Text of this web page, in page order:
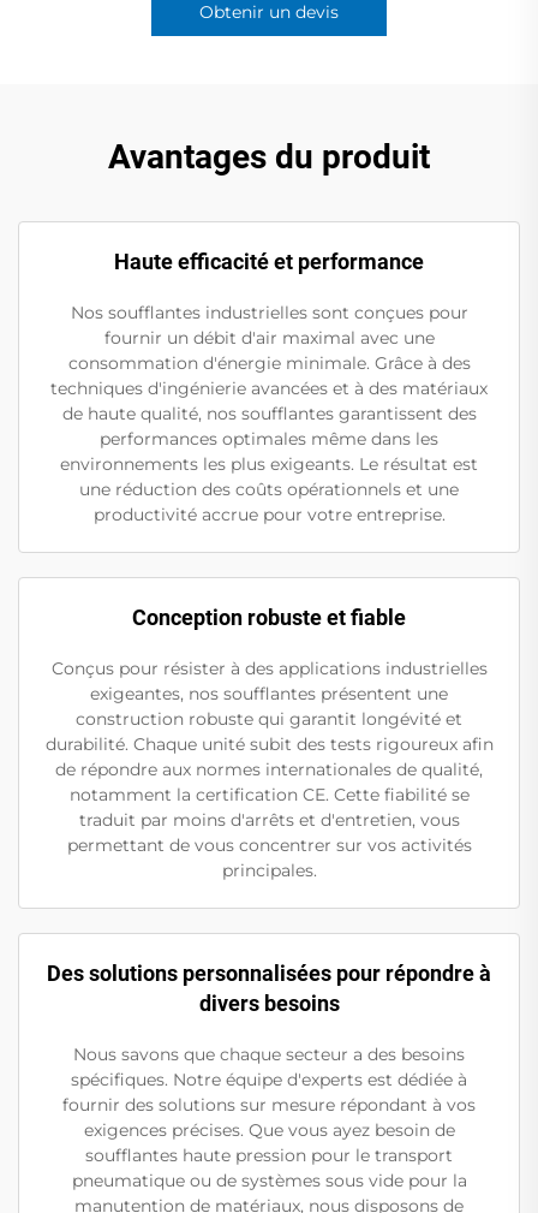
Obtenir un devis
Avantages du produit
Haute efficacité et performance
Nos soufflantes industrielles sont conçues pour
fournir un débit d'air maximal avec une
consommation d'énergie minimale. Grâce à des
techniques d'ingénierie avancées et à des matériaux
de haute qualité, nos soufflantes garantissent des
performances optimales même dans les
environnements les plus exigeants. Le résultat est
une réduction des coûts opérationnels et une
productivité accrue pour votre entreprise.
Conception robuste et fiable
Conçus pour résister à des applications industrielles
exigeantes, nos soufflantes présentent une
construction robuste qui garantit longévité et
durabilité. Chaque unité subit des tests rigoureux afin
de répondre aux normes internationales de qualité,
notamment la certification CE. Cette fiabilité se
traduit par moins d'arrêts et d'entretien, vous
permettant de vous concentrer sur vos activités
principales.
Des solutions personnalisées pour répondre à
divers besoins
Nous savons que chaque secteur a des besoins
spécifiques. Notre équipe d'experts est dédiée à
fournir des solutions sur mesure répondant à vos
exigences précises. Que vous ayez besoin de
soufflantes haute pression pour le transport
pneumatique ou de systèmes sous vide pour la
manutention de matériaux, nous disposons de